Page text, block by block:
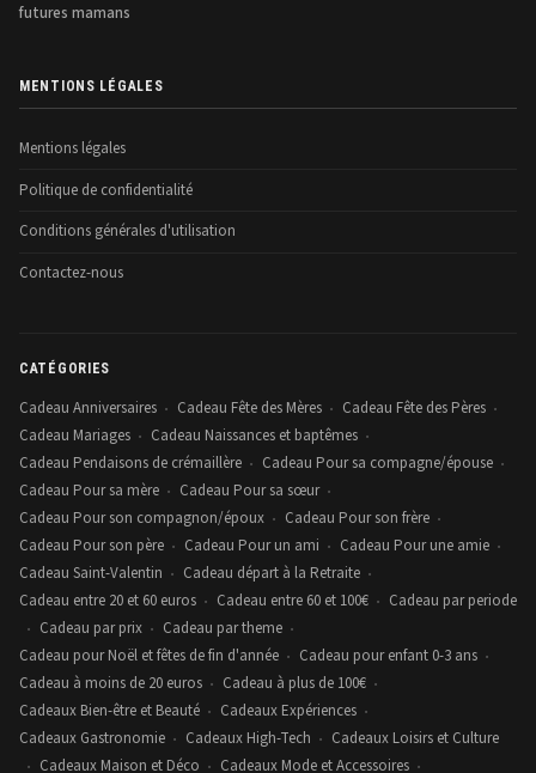
futures mamans
MENTIONS LÉGALES
Mentions légales
Politique de confidentialité
Conditions générales d'utilisation
Contactez-nous
CATÉGORIES
Cadeau Anniversaires • Cadeau Fête des Mères • Cadeau Fête des Pères •
Cadeau Mariages • Cadeau Naissances et baptêmes •
Cadeau Pendaisons de crémaillère • Cadeau Pour sa compagne/épouse •
Cadeau Pour sa mère • Cadeau Pour sa sœur •
Cadeau Pour son compagnon/époux • Cadeau Pour son frère •
Cadeau Pour son père • Cadeau Pour un ami • Cadeau Pour une amie •
Cadeau Saint-Valentin • Cadeau départ à la Retraite •
Cadeau entre 20 et 60 euros • Cadeau entre 60 et 100€ • Cadeau par periode
• Cadeau par prix • Cadeau par theme •
Cadeau pour Noël et fêtes de fin d'année • Cadeau pour enfant 0-3 ans •
Cadeau à moins de 20 euros • Cadeau à plus de 100€ •
Cadeaux Bien-être et Beauté • Cadeaux Expériences •
Cadeaux Gastronomie • Cadeaux High-Tech • Cadeaux Loisirs et Culture
• Cadeaux Maison et Déco • Cadeaux Mode et Accessoires •